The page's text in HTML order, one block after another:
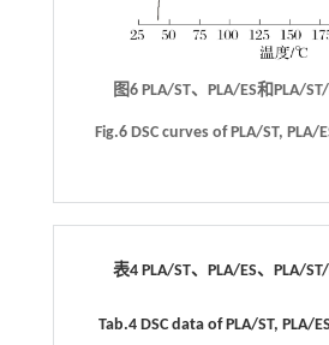
图6 PLA/ST、PLA/ES和PLA/
Fig.6 DSC curves of PLA/ST, PLA/
表4 PLA/ST、PLA/ES、PLA/
Tab.4 DSC data of PLA/ST, PLA/